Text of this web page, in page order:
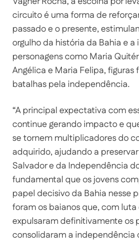
circuito é uma forma de
passado e o presente,
orgulho da história da Bahia e
personagens como Maria
Angélica e Maria Felipa,
batalhas pela independência.
“A principal expectativa com
continue gerando impacto e
se tornem multiplicadores do
adquirido, ajudando a
Salvador e da Independência
fundamental que os jovens
papel decisivo da Bahia nesse
foram os baianos que, com
expulsaram definitivamente os
consolidaram a independência